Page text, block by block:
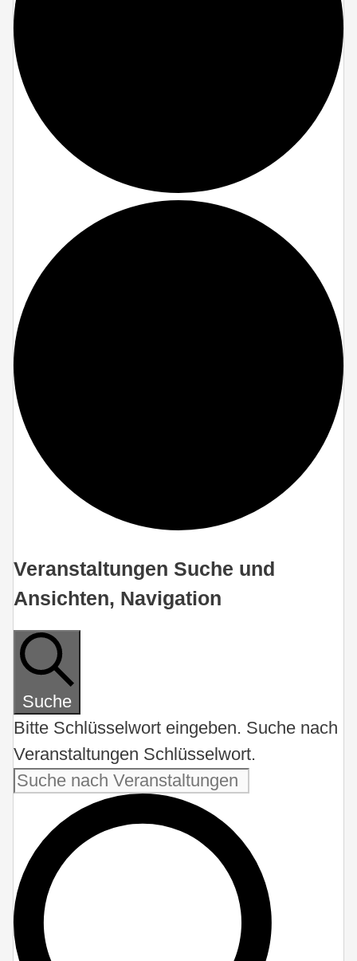
Veranstaltungen
Veranstaltungen Suche und
Ansichten, Navigation
Suche
Bitte Schlüsselwort eingeben. Suche nach
Veranstaltungen Schlüsselwort.